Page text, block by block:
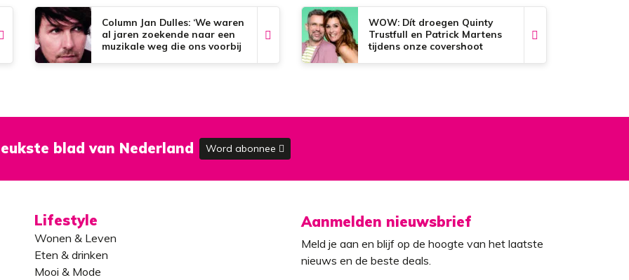
Column Jan Dulles: ‘We waren
al jaren zoekende naar een
muzikale weg die ons voorbij
WOW: Dít droegen Quinty
Trustfull en Patrick Martens
tijdens onze covershoot
blad van Nederland Word abonnee
Lifestyle
Wonen & Leven
Eten & drinken
Mooi & Mode
Aanmelden nieuwsbrief
Meld je aan en blijf op de hoogte van het laatste
nieuws en de beste deals.